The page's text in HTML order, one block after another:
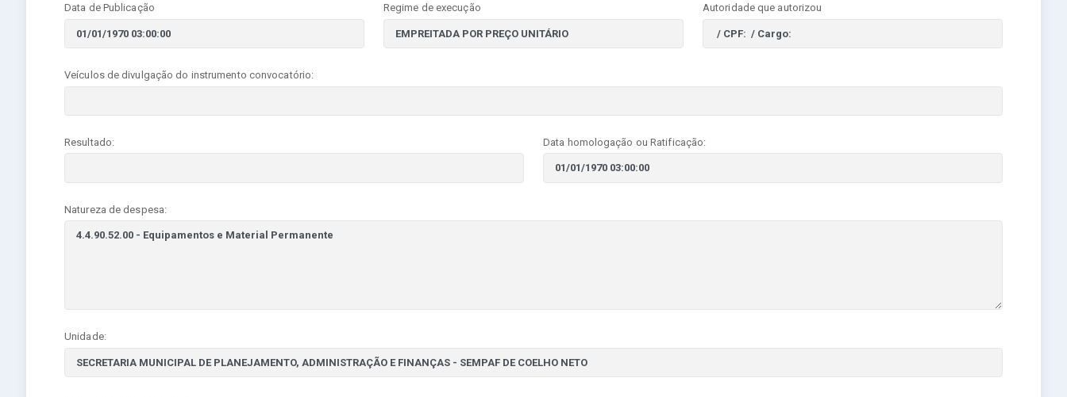
Data de Publicação Regime de execução Autoridade que autorizou
Veículos de divulgação do instrumento convocatório:
Resultado: Data homologação ou Ratificação:
Natureza de despesa:
Unidade: